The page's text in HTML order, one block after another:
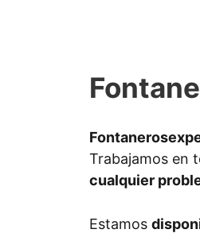
Trabajamos en
cualquier
Estamos